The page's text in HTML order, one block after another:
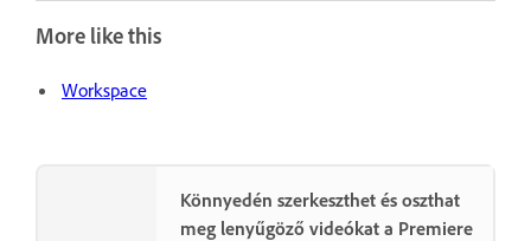
More like this
Workspace
Könnyedén szerkeszthet és oszthat
meg lenyűgöző videókat a Premiere